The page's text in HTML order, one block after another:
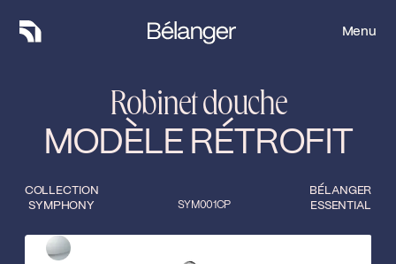
Menu
Menu
COLLECTION
SYMPHONY
Robinet douche
MODÈLE RÉTROFIT
BÉLANGER
ESSENTIAL
SYM001CP